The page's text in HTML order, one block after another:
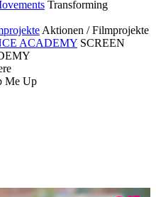
Transforming
Aktionen / Filmprojekte
ACADEMY SCREEN
Me Up